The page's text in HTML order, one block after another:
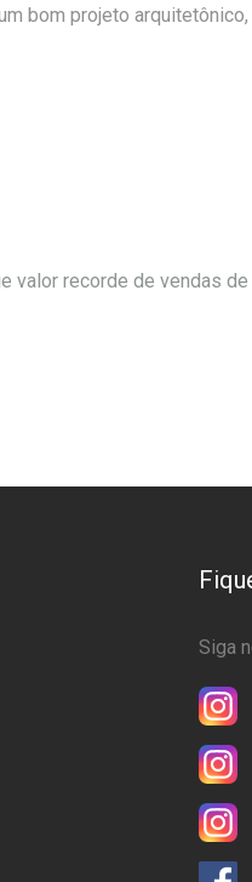
bom projeto
valor recorde de vendas
Siga